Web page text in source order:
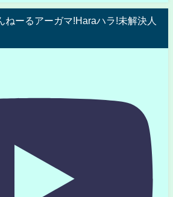
ねーるアーガマ!Haraハラ!未解決人